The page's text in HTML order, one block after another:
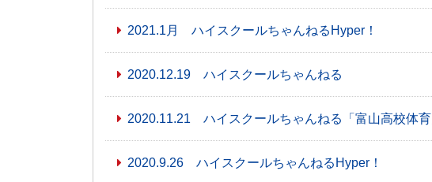
2021.1月 ハイスクールちゃんねるHyper！
2020.12.19 ハイスクールちゃんねる
2020.11.21 ハイスクールちゃんねる「富山高校体育
2020.9.26 ハイスクールちゃんねるHyper！